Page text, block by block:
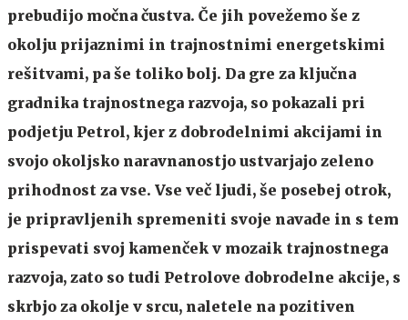
prebudijo močna čustva. Če jih povežemo še z
okolju prijaznimi in trajnostnimi energetskimi
rešitvami, pa še toliko bolj. Da gre za ključna
gradnika trajnostnega razvoja, so pokazali pri
podjetju Petrol, kjer z dobrodelnimi akcijami in
svojo okoljsko naravnanostjo ustvarjajo zeleno
prihodnost za vse. Vse več ljudi, še posebej otrok,
je pripravljenih spremeniti svoje navade in s tem
prispevati svoj kamenček v mozaik trajnostnega
razvoja, zato so tudi Petrolove dobrodelne akcije, s
skrbjo za okolje v srcu, naletele na pozitiven